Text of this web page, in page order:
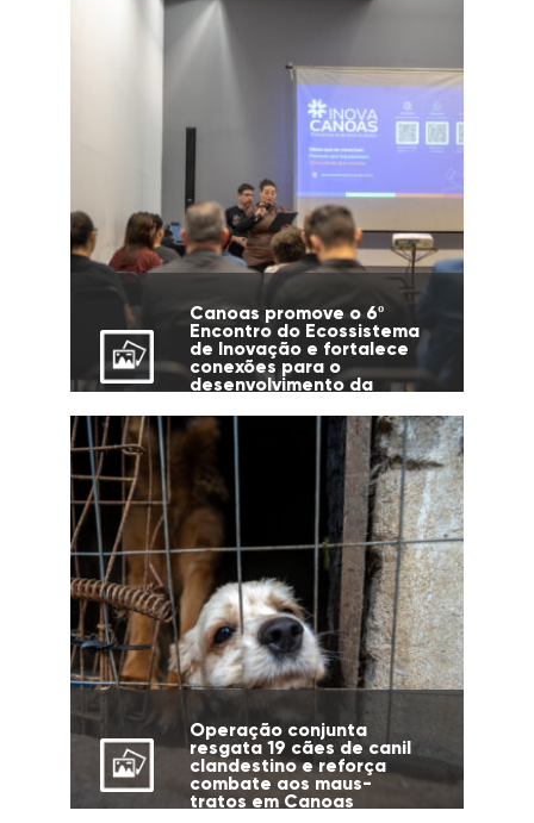
Canoas promove o 6º
Encontro do Ecossistema
de Inovação e fortalece
conexões para o
desenvolvimento da
Operação conjunta
resgata 19 cães de canil
clandestino e reforça
combate aos maus-
tratos em Canoas